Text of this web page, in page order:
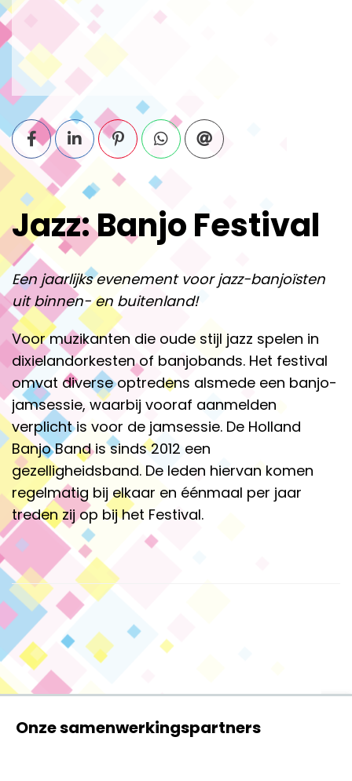
Jazz: Banjo Festival
Een jaarlijks evenement voor jazz-banjoïsten
uit binnen- en buitenland!
Voor muzikanten die oude stijl jazz spelen in
dixielandorkesten of banjobands. Het festival
omvat diverse optredens alsmede een banjo-
jamsessie, waarbij vooraf aanmelden
verplicht is voor de jamsessie. De Holland
Banjo Band is sinds 2012 een
gezelligheidsband. De leden hiervan komen
regelmatig bij elkaar en éénmaal per jaar
treden zij op bij het Festival.
Onze samenwerkingspartners